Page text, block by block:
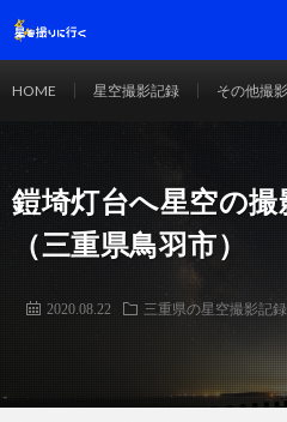
HOME 星空撮影記録 その他撮
鎧埼灯台へ星空の
（三重県鳥羽市）
2020.08.22 三重県の星空撮影記録